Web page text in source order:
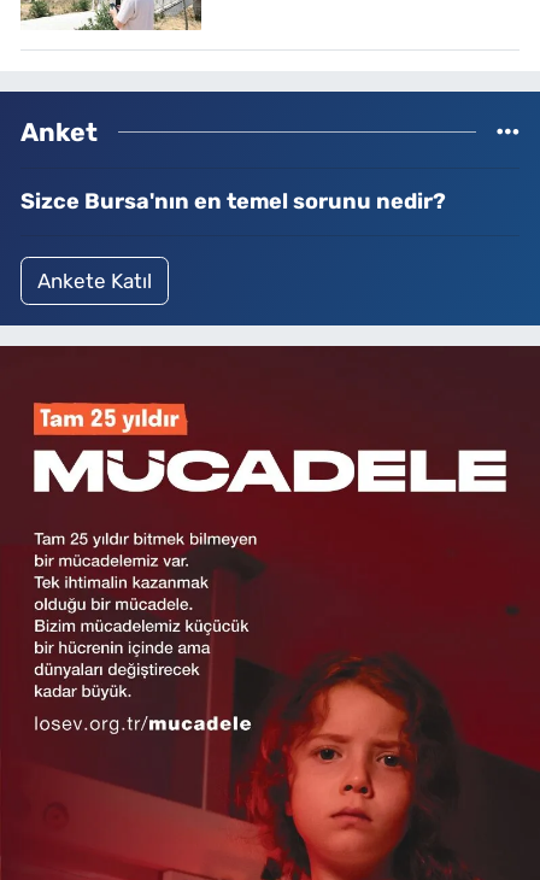
Anket
Sizce Bursa'nın en temel sorunu nedir?
Ankete Katıl